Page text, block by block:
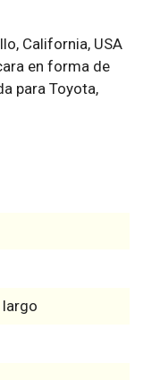
California, USA
en forma de
para Toyota,